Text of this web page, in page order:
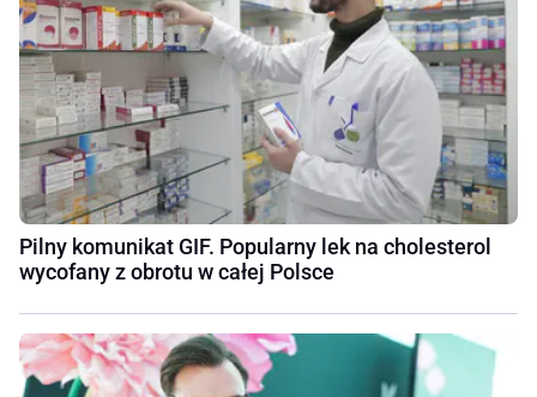
Pilny komunikat GIF. Popularny lek na cholesterol
wycofany z obrotu w całej Polsce